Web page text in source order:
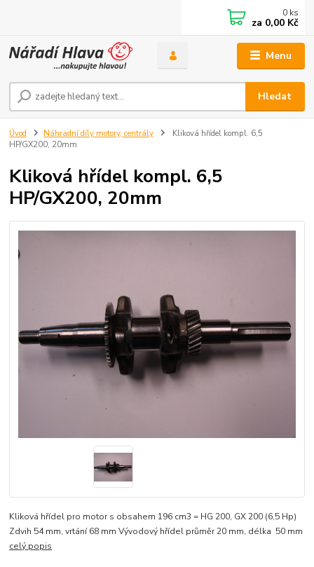
Menu
Hledat
0 ks
za 0,00 Kč
Úvod Náhradní díly motory, centrály
Kliková hřídel kompl. 6,5
HP/GX200, 20mm
Kliková hřídel kompl. 6,5
HP/GX200, 20mm
Kliková hřídel pro motor s obsahem 196 cm3 = HG 200, GX 200 (6,5 Hp)
Zdvih 54 mm, vrtání 68 mm Vývodový hřídel průměr 20 mm, délka 50 mm
celý popis